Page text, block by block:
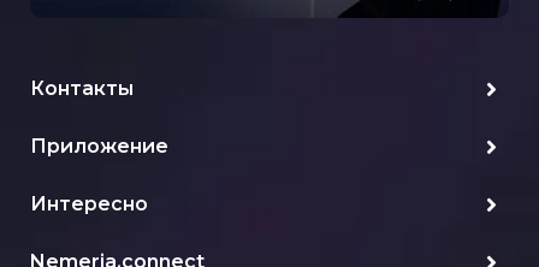
Контакты
Приложение
Интересно
Nemeria.connect